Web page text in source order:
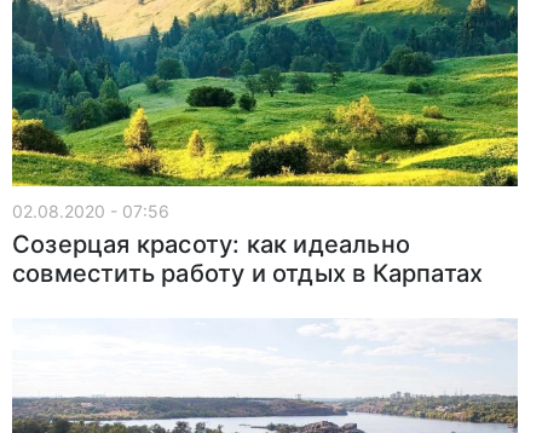
02.08.2020 - 07:56
Созерцая красоту: как идеально
совместить работу и отдых в Карпатах